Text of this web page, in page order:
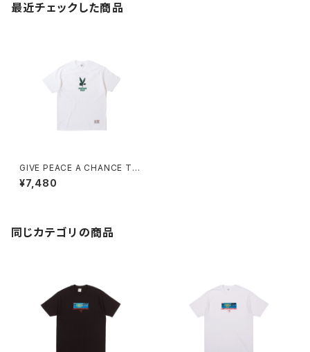
最近チェックした商品
GIVE PEACE A CHANCE TE
E (WHITE)
¥7,480
同じカテゴリの商品